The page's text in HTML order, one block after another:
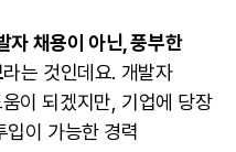
자 채용이 아닌, 풍부한
라는 것인데요. 개발자
이 되겠지만, 기업에 당장
입이 가능한 경력